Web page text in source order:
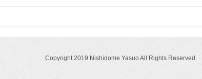
授業備品
NO.310（2026.6.11）「子ど
Copyright 2019 Nishidome Yasuo All Rights Reserved.